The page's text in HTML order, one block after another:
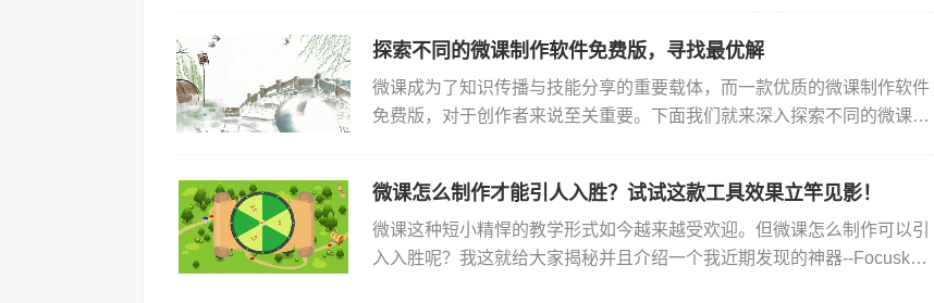
探索不同的微课制作软件免费版，寻找最优解
微课成为了知识传播与技能分享的重要载体，而一款优质的微课制作软件
免费版，对于创作者来说至关重要。下面我们就来深入探索不同的微课制
微课怎么制作才能引人入胜？试试这款工具效果立竿见影！
微课这种短小精悍的教学形式如今越来越受欢迎。但微课怎么制作可以引
入入胜呢？我这就给大家揭秘并且介绍一个我近期发现的神器--Focusky